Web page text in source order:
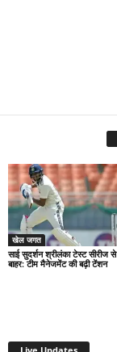
खेल जगत
साई सुदर्शन श्रीलंका टेस्ट सीरीज से
बाहर: टीम मैनेजमेंट की बढ़ी टेंशन